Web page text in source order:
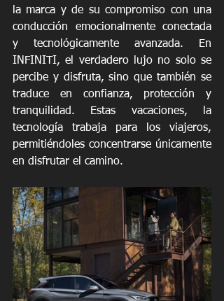
la marca y de su compromiso con una
conducción emocionalmente conectada
y tecnológicamente avanzada. En
INFINITI, el verdadero lujo no solo se
percibe y disfruta, sino que también se
traduce en confianza, protección y
tranquilidad. Estas vacaciones, la
tecnología trabaja para los viajeros,
permitiéndoles concentrarse únicamente
en disfrutar el camino.